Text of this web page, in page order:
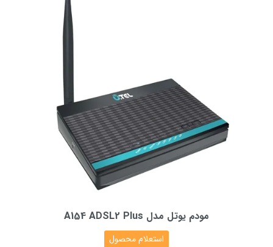
مودم یوتل مدل A154 ADSL2 Plus
استعلام محصول